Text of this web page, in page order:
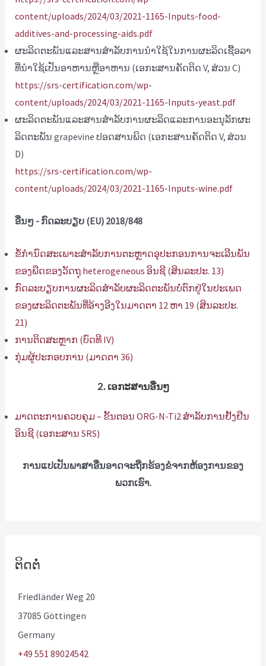
content/uploads/2024/03/2021-1165-Inputs-food-
additives-and-processing-aids.pdf
ຜະ​ລິດ​ຕະ​ພັນ​ແລະ​ສານ​ສໍາ​ລັບ​ການ​ນໍາ​ໃຊ້​ໃນ​ການ​ຜະ​ລິດ​ເຊື້ອ​ລາ​
ທີ່​ນໍາ​ໃຊ້​ເປັນ​ອາ​ຫານ​ຫຼື​ອາ​ຫານ (ເອ​ກະ​ສານ​ຄັດ​ຕິດ V​, ສ່ວນ C​)
https://srs-certification.com/wp-
content/uploads/2024/03/2021-1165-Inputs-yeast.pdf
ຜະ​ລິດ​ຕະ​ພັນ​ແລະ​ສານ​ສໍາ​ລັບ​ການ​ຜະ​ລິດ​ແລະ​ການ​ອະ​ນຸ​ລັກ​ຜະ​
ລິດ​ຕະ​ພັນ grapevine ປອດ​ສານ​ພິດ (ເອ​ກະ​ສານ​ຄັດ​ຕິດ V​, ສ່ວນ
D​)
https://srs-certification.com/wp-
content/uploads/2024/03/2021-1165-Inputs-wine.pdf
ອື່ນໆ - ກົດລະບຽບ (EU) 2018/848
ຂໍ້ກໍານົດສະເພາະສໍາລັບການຕະຫຼາດອຸປະກອນການຈະເລີນພັນ
ຂອງພືດຂອງວັດຖຸ heterogeneous ອິນຊີ (ສິນລະປະ. 13)
ກົດລະບຽບການຜະລິດສໍາລັບຜະລິດຕະພັນບໍ່ຕົກຢູ່ໃນປະເພດ
ຂອງຜະລິດຕະພັນທີ່ອ້າງອີງໃນມາດຕາ 12 ຫາ 19 (ສິນລະປະ.
21)
ການຕິດສະຫຼາກ (ບົດທີ IV)
ກຸ່ມຜູ້ປະກອບການ (ມາດຕາ 36)
2. ເອກະສານອື່ນໆ
ມາດຕະການຄວບຄຸມ – ຂັ້ນຕອນ ORG-N-Ti2 ສໍາລັບການຢັ້ງຢືນ
ອິນຊີ (ເອກະສານ SRS)
ການແປເປັນພາສາອື່ນອາດຈະຖືກຮ້ອງຂໍຈາກຫ້ອງການຂອງ
ພວກເຮົາ.
ຕິດຕໍ່
Friedländer Weg 20
37085 Göttingen
Germany
+49 551 89024542